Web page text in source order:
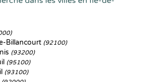
Billancourt (92100)
(93200)
(95100)
(93100)